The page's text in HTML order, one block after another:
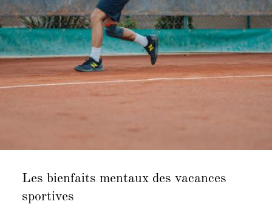
Les bienfaits mentaux des vacances
sportives